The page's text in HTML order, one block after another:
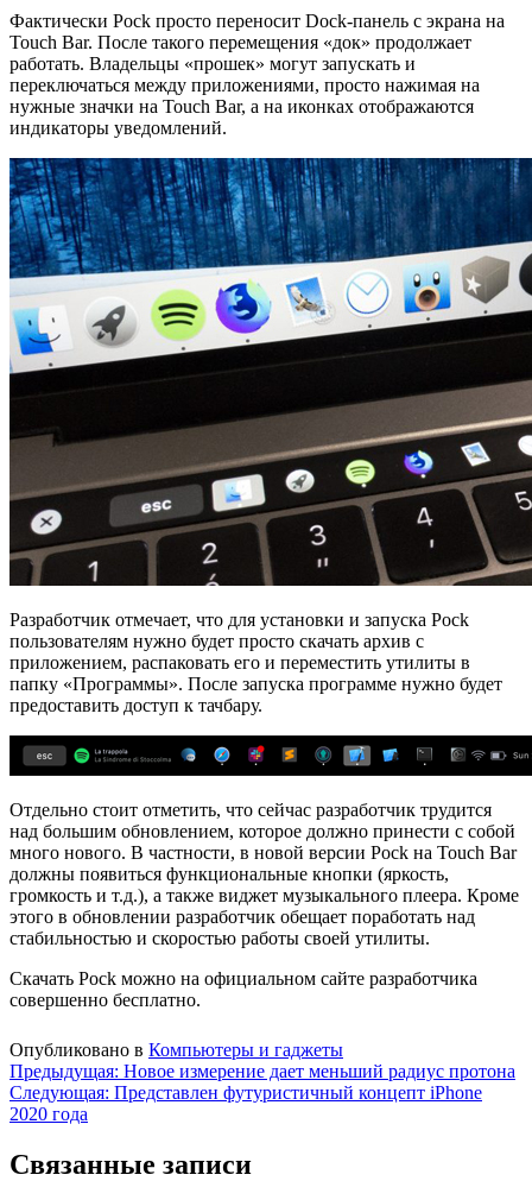
Фактически Pock просто переносит Dock-панель с экрана на
Touch Bar. После такого перемещения «док» продолжает
работать. Владельцы «прошек» могут запускать и
переключаться между приложениями, просто нажимая на
нужные значки на Touch Bar, а на иконках отображаются
индикаторы уведомлений.
Разработчик отмечает, что для установки и запуска Pock
пользователям нужно будет просто скачать архив с
приложением, распаковать его и переместить утилиты в
папку «Программы». После запуска программе нужно будет
предоставить доступ к тачбару.
Отдельно стоит отметить, что сейчас разработчик трудится
над большим обновлением, которое должно принести с собой
много нового. В частности, в новой версии Pock на Touch Bar
должны появиться функциональные кнопки (яркость,
громкость и т.д.), а также виджет музыкального плеера. Кроме
этого в обновлении разработчик обещает поработать над
стабильностью и скоростью работы своей утилиты.
Скачать Pock можно на официальном сайте разработчика
совершенно бесплатно.
Опубликовано в Компьютеры и гаджеты
Навигация
по
Предыдущая: Новое измерение дает меньший радиус протона
Следующая: Представлен футуристичный концепт iPhone
2020 года
Связанные записи